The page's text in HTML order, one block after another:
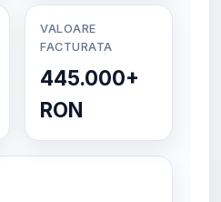
VALOARE
FACTURATA
445.000+
RON